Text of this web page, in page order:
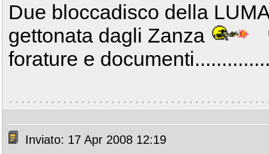
Due bloccadisco della
gettonata dagli Zanza
forature e
Inviato: 17 Apr 2008 12:19